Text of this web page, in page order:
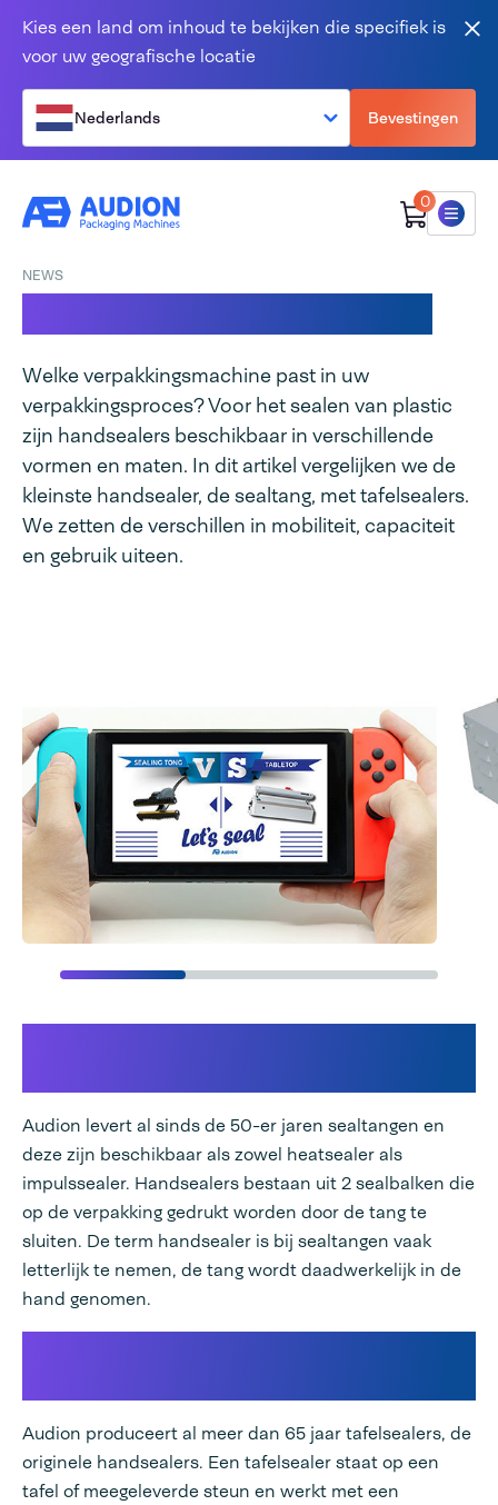
Kies een land om inhoud te bekijken die specifiek is
voor uw geografische locatie
Nederlands Bevestingen
0
Menu
NEWS
Welke verpakkingsmachine past in uw
verpakkingsproces? Voor het sealen van plastic
zijn handsealers beschikbaar in verschillende
vormen en maten. In dit artikel vergelijken we de
kleinste handsealer, de sealtang, met tafelsealers.
We zetten de verschillen in mobiliteit, capaciteit
en gebruik uiteen.
Audion levert al sinds de 50-er jaren sealtangen en
deze zijn beschikbaar als zowel heatsealer als
impulssealer. Handsealers bestaan uit 2 sealbalken die
op de verpakking gedrukt worden door de tang te
sluiten. De term handsealer is bij sealtangen vaak
letterlijk te nemen, de tang wordt daadwerkelijk in de
hand genomen.
Audion produceert al meer dan 65 jaar tafelsealers, de
originele handsealers. Een tafelsealer staat op een
tafel of meegeleverde steun en werkt met een